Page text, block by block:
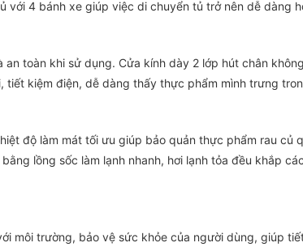
với 4 bánh xe giúp việc di chuyển tủ trở nên dễ dàng
toàn khi sử dụng. Cửa kính dày 2 lớp hút chân không
kiệm điện, dễ dàng thấy thực phẩm mình trưng
độ làm mát tối ưu giúp bảo quản thực phẩm rau củ
lồng sốc làm lạnh nhanh, hơi lạnh tỏa đều khắp các
môi trường, bảo vệ sức khỏe của người dùng, giúp